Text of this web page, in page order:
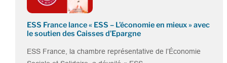
ESS France lance « ESS – L’économie en mieux » avec
le soutien des Caisses d’Epargne
ESS France, la chambre représentative de l’Économie